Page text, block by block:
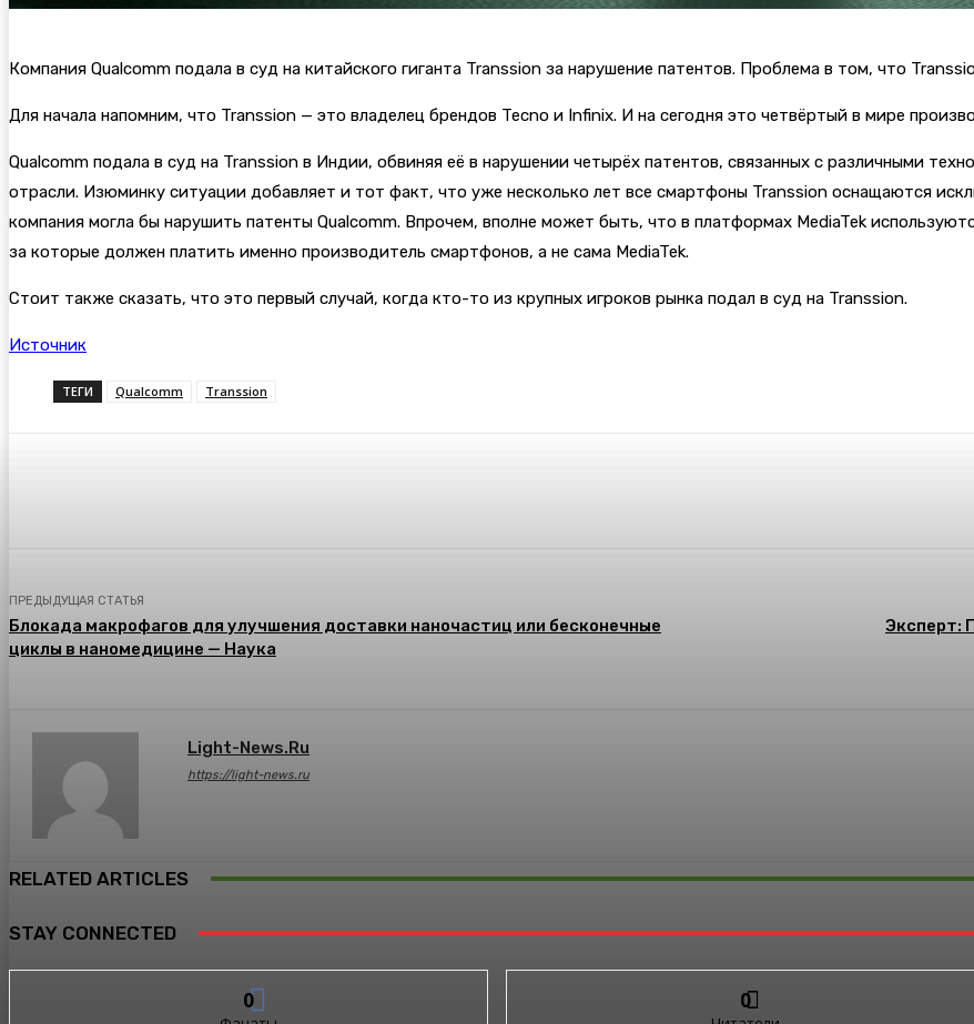
Компания Qualcomm подала в суд на китайского гиганта Transsion за нарушение патентов. Проблема в том, что
Для начала напомним, что Transsion — это владелец брендов Tecno и Infinix. И на сегодня это четвёртый в мире
Qualcomm подала в суд на Transsion в Индии, обвиняя её в нарушении четырёх патентов, связанных с различными
отрасли. Изюминку ситуации добавляет и тот факт, что уже несколько лет все смартфоны Transsion оснащаются
компания могла бы нарушить патенты Qualcomm. Впрочем, вполне может быть, что в платформах MediaTek
за которые должен платить именно производитель смартфонов, а не сама MediaTek.
Стоит также сказать, что это первый случай, когда кто-то из крупных игроков рынка подал в суд на Transsion.
Источник
ТЕГИ Qualcomm Transsion
ПРЕДЫДУЩАЯ СТАТЬЯ
Блокада макрофагов для улучшения доставки наночастиц или бесконечные
циклы в наномедицине — Наука
Эксперт:
Light-News.ru
https://light-news.ru
RELATED ARTICLES
STAY CONNECTED
0 0